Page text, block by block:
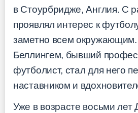
в Стоурбридже, Англия. С
проявлял интерес к
заметно всем
Беллингем, бывший
футболист, стал для него
наставником и
Уже в возрасте восьми лет